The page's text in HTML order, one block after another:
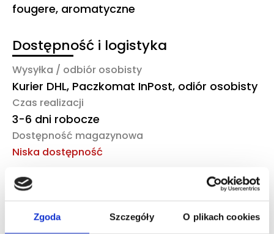
Zgoda Szczegóły O plikach cookies
fougere, aromatyczne
Dostępność i logistyka
Wysyłka / odbiór osobisty
Kurier DHL, Paczkomat InPost, odiór osobisty
Czas realizacji
3-6 dni robocze
Dostępność magazynowa
Niska dostępność
To również może Ciebie
zainteresować